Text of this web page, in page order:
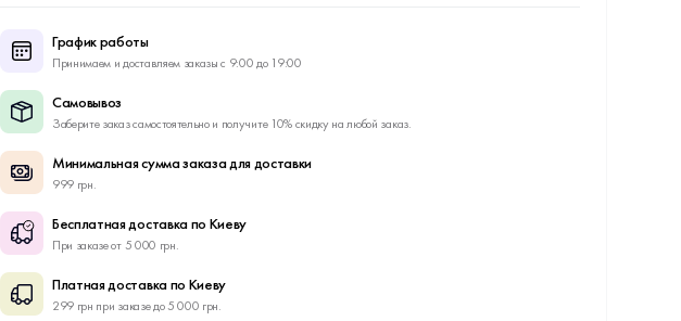
График работы
Принимаем и доставляем заказы с 9:00 до 19:00
Самовывоз
Заберите заказ самостоятельно и получите 10% скидку на любой заказ.
Минимальная сумма заказа для доставки
999 грн.
Бесплатная доставка по Киеву
При заказе от 5 000 грн.
Платная доставка по Киеву
299 грн при заказе до 5 000 грн.